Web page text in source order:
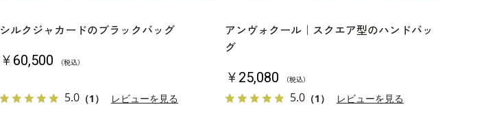
シルクジャカードのブラックバッグ
￥60,500 （税込）
5.0（1） レビューを見る
アンヴォクール｜スクエア型のハンドバッ
グ
￥25,080 （税込）
5.0（1） レビューを見る